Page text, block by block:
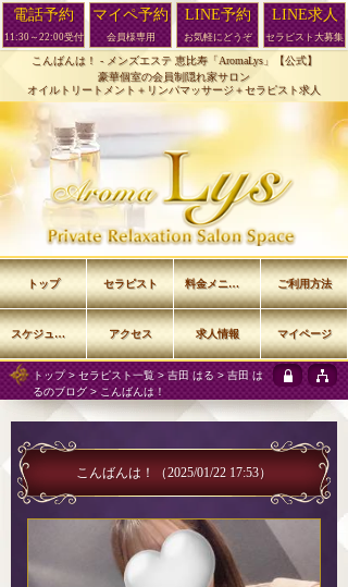
こんばんは！ - メンズエステ 恵比寿「AromaLys」【公式】
豪華個室の会員制隠れ家サロン
オイルトリートメント＋リンパマッサージ＋セラピスト求人
トップ> セラピスト一覧 >吉田 はる >吉田 は
るのブログ> こんばんは！
こんばんは！ （2025/01/22 17:53）
トップ セラピスト 料金メニュー ご利用方法
スケジュール アクセス 求人情報 マイページ
電話予約
11:30～22:00受付
マイペ予約
会員様専用
LINE予約
お気軽にどうぞ
LINE求人
セラピスト大募集